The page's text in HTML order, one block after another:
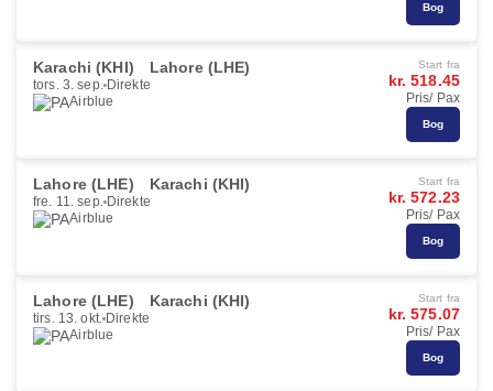
Bog
Karachi (KHI) Lahore (LHE)
tors. 3. sep. Direkte
Airblue
Start fra
kr. 518.45
Pris/ Pax
Bog
Lahore (LHE) Karachi (KHI)
fre. 11. sep. Direkte
Airblue
Start fra
kr. 572.23
Pris/ Pax
Bog
Lahore (LHE) Karachi (KHI)
tirs. 13. okt. Direkte
Airblue
Start fra
kr. 575.07
Pris/ Pax
Bog